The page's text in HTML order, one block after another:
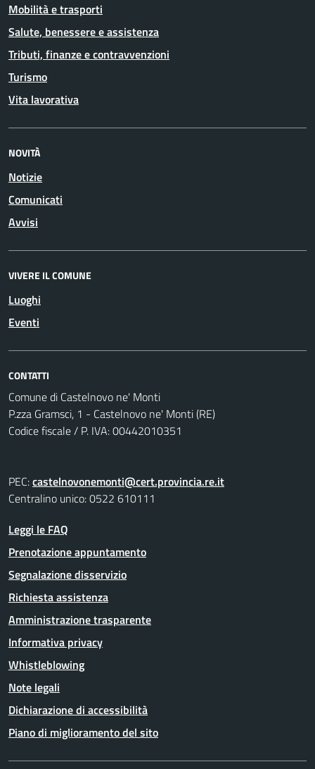
Mobilità e trasporti
Salute, benessere e assistenza
Tributi, finanze e contravvenzioni
Turismo
Vita lavorativa
NOVITÀ
Notizie
Comunicati
Avvisi
VIVERE IL COMUNE
Luoghi
Eventi
CONTATTI
Comune di Castelnovo ne' Monti
P.zza Gramsci, 1 - Castelnovo ne' Monti (RE)
Codice fiscale / P. IVA: 00442010351
PEC:castelnovonemonti@cert.provincia.re.it
Centralino unico: 0522 610111
Leggi le FAQ
Prenotazione appuntamento
Segnalazione disservizio
Richiesta assistenza
Amministrazione trasparente
Informativa privacy
Whistleblowing
Note legali
Dichiarazione di accessibilità
Piano di miglioramento del sito